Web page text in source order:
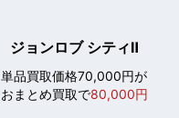
ジョンロブ シティⅡ
単品買取価格70,000円が
おまとめ買取で80,000円